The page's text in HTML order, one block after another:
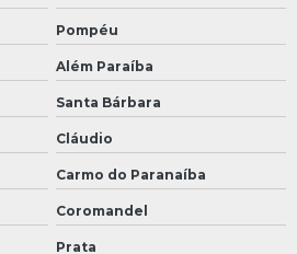
Pompéu
Além Paraíba
Santa Bárbara
Cláudio
Carmo do Paranaíba
Coromandel
Prata